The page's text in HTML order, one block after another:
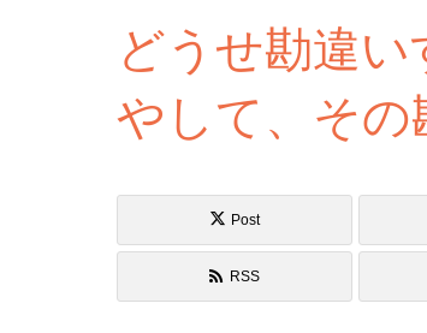
どうせ勘違
やして、その
Post
RSS